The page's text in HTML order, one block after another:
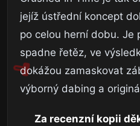
jejíž ústřední koncept
po celou herní dobu. Je
spadne řetěz, ve
dokážou zamaskovat
výborný dabing a
Za recenzní kopii